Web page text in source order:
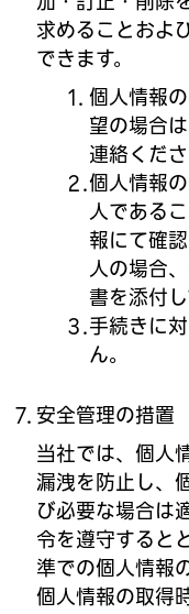
求めることおよ
できます。
個人情報
望の場合
連絡くださ
個人情報
人である
報にて確
人の場合
書を添付し
手続きに
ん。
安全管理の措置
当社では、個人
漏洩を防止し、
び必要な場合は
令を遵守すると
準での個人情報
個人情報の取得